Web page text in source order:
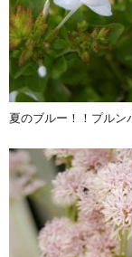
夏のブルー！！プルン